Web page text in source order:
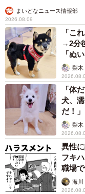
い、看病している病
られますが、その気
す。
まいどなニュース情報部
2026.08.09
「こ
→2分
「ぬ
梨木
「体
犬、
だ！
梨木
異性
フキ
職場
海川